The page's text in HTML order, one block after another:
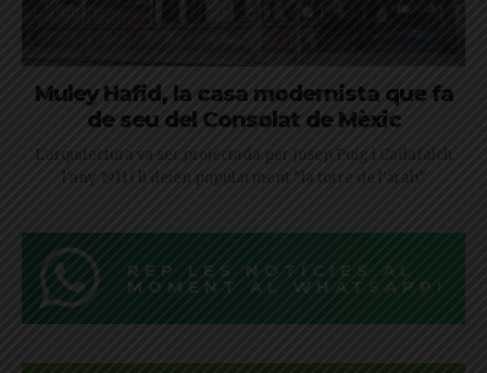
Muley Hafid, la casa modernista que fa
de seu del Consolat de Mèxic
L'arquitectura va ser projectada per Josep Puig i Cadafalch
l'any 1911 i li deien popularment “la torre de l'àrab”
REP LES NOTÍCIES AL
MOMENT AL WHATSAPP!